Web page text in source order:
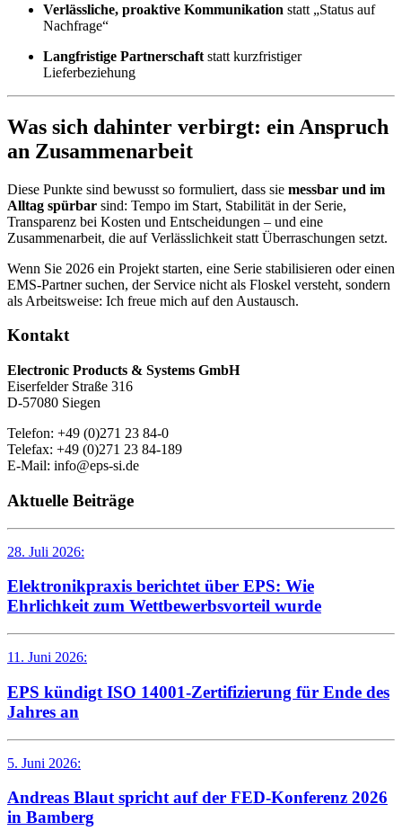
Verlässliche, proaktive Kommunikation statt „Status auf
Nachfrage“
Langfristige Partnerschaft statt kurzfristiger
Lieferbeziehung
Was sich dahinter verbirgt: ein Anspruch
an Zusammenarbeit
Diese Punkte sind bewusst so formuliert, dass sie messbar und im
Alltag spürbar sind: Tempo im Start, Stabilität in der Serie,
Transparenz bei Kosten und Entscheidungen – und eine
Zusammenarbeit, die auf Verlässlichkeit statt Überraschungen setzt.
Wenn Sie 2026 ein Projekt starten, eine Serie stabilisieren oder einen
EMS-Partner suchen, der Service nicht als Floskel versteht, sondern
als Arbeitsweise: Ich freue mich auf den Austausch.
Kontakt
Electronic Products & Systems GmbH
Eiserfelder Straße 316
D-57080 Siegen
Telefon: +49 (0)271 23 84-0
Telefax: +49 (0)271 23 84-189
E-Mail: info@eps-si.de
Aktuelle Beiträge
28. Juli 2026:
Elektronikpraxis berichtet über EPS: Wie
Ehrlichkeit zum Wettbewerbsvorteil wurde
11. Juni 2026:
EPS kündigt ISO 14001-Zertifizierung für Ende des
Jahres an
5. Juni 2026:
Andreas Blaut spricht auf der FED-Konferenz 2026
in Bamberg